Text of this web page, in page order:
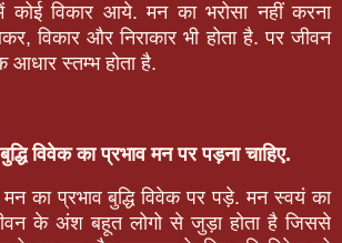
कोई विकार आये. मन का भरोसा नहीं करना
विकार और निराकार भी होता है. पर जीवन
आधार स्तम्भ होता है.
विवेक का प्रभाव मन पर पड़ना चाहिए.
मन का प्रभाव बुद्धि विवेक पर पड़े. मन स्वयं का
के अंश बहूत लोगो से जुड़ा होता है जिससे